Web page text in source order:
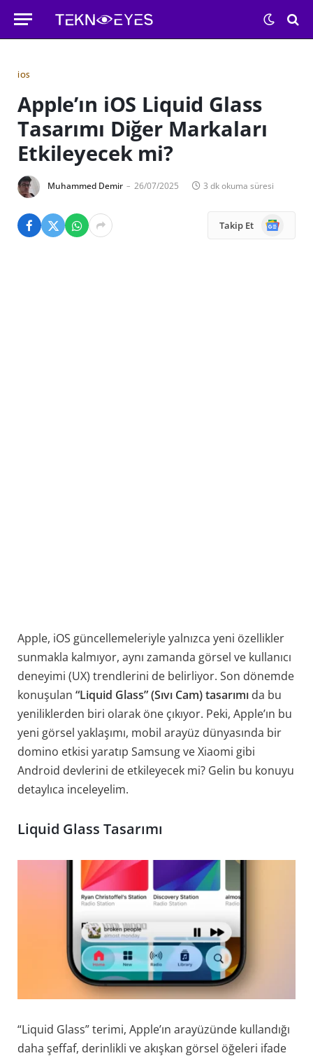
IOS
Apple’ın iOS Liquid Glass
Tasarımı Diğer Markaları
Etkileyecek mi?
Muhammed Demir 26/07/2025 3 dk okuma süresi
Takip Et
Google
News
Apple, iOS güncellemeleriyle yalnızca yeni özellikler
sunmakla kalmıyor, aynı zamanda görsel ve kullanıcı
deneyimi (UX) trendlerini de belirliyor. Son dönemde
konuşulan “Liquid Glass” (Sıvı Cam) tasarımı da bu
yeniliklerden biri olarak öne çıkıyor. Peki, Apple’ın bu
yeni görsel yaklaşımı, mobil arayüz dünyasında bir
domino etkisi yaratıp Samsung ve Xiaomi gibi
Android devlerini de etkileyecek mi? Gelin bu konuyu
detaylıca inceleyelim.
Liquid Glass Tasarımı
“Liquid Glass” terimi, Apple’ın arayüzünde kullandığı
daha şeffaf, derinlikli ve akışkan görsel öğeleri ifade